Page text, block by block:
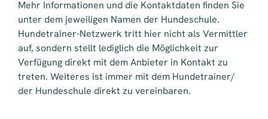
Mehr Informationen und die Kontaktdaten finden Sie
unter dem jeweiligen Namen der Hundeschule.
Hundetrainer-Netzwerk tritt hier nicht als Vermittler
auf, sondern stellt lediglich die Möglichkeit zur
Verfügung direkt mit dem Anbieter in Kontakt zu
treten. Weiteres ist immer mit dem Hundetrainer/
der Hundeschule direkt zu vereinbaren.